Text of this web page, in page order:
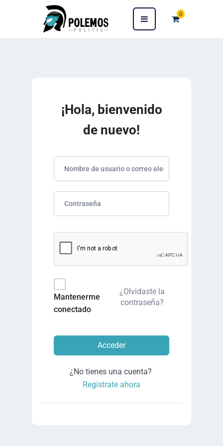
0
¡Hola, bienvenido
de nuevo!
Mantenerme
conectado
¿Olvidaste la
contraseña?
Acceder
¿No tienes una cuenta?
Regístrate ahora